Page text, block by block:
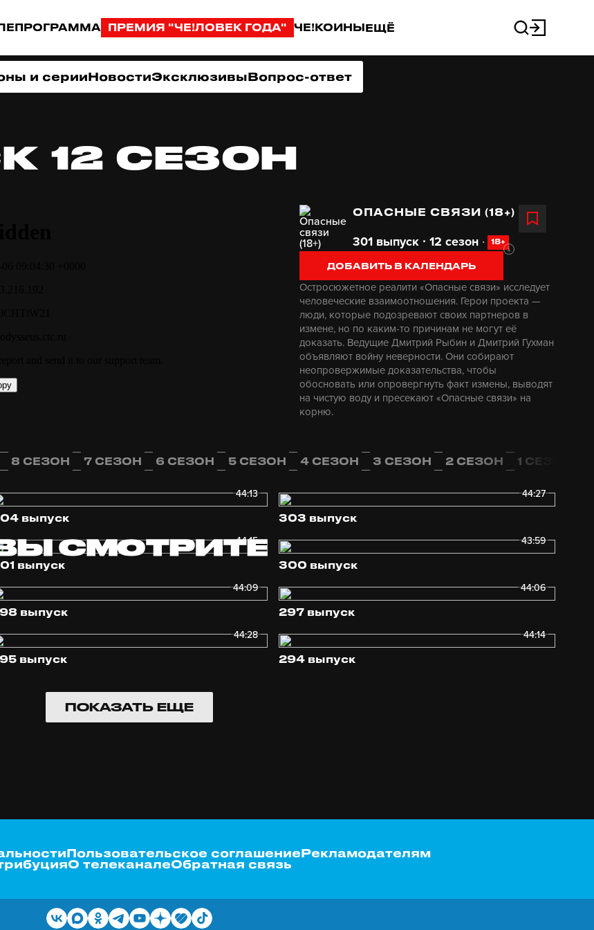
ПРЕМИЯ "ЧЕ!ЛОВЕК ГОДА" ЧЕ!КОИНЫЕЩЁ
и серииНовостиЭксклюзивыВопрос-ответ
12 СЕЗОН
ОПАСНЫЕ СВЯЗИ (18+)
301 выпуск ∙ 12 сезон ∙ 18+
ДОБАВИТЬ В КАЛЕНДАРЬ
Остросюжетное реалити «Опасные связи» исследует
человеческие взаимоотношения. Герои проекта —
люди, которые подозревают своих партнеров в
измене, но по каким-то причинам не могут её
доказать. Ведущие Дмитрий Рыбин и Дмитрий Гухман
объявляют войну неверности. Они собирают
неопровержимые доказательства, чтобы
обосновать или опровергнуть факт измены, выводят
на чистую воду и пресекают «Опасные связи» на
корню.
8 СЕЗОН 7 СЕЗОН 6 СЕЗОН 5 СЕЗОН 4 СЕЗОН 3 СЕЗОН 2 СЕЗОН 1 СЕЗОН
44:13
выпуск
44:27
303 выпуск
44:15
выпуск
43:59
300 выпуск
44:09
выпуск
44:06
297 выпуск
44:28
выпуск
44:14
294 выпуск
ПОКАЗАТЬ ЕЩЕ
Пользовательское соглашениеРекламодателям
О телеканалеОбратная связь